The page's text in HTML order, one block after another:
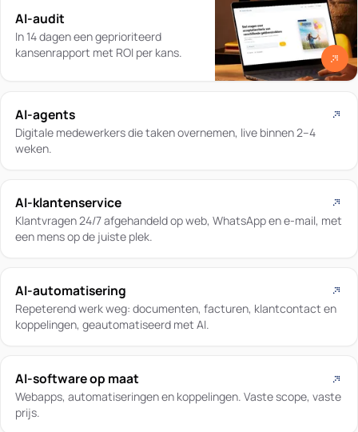
AI-audit
In 14 dagen een geprioriteerd
kansenrapport met ROI per kans.
AI-agents
Digitale medewerkers die taken overnemen, live binnen 2–4
weken.
AI-klantenservice
Klantvragen 24/7 afgehandeld op web, WhatsApp en e-mail, met
een mens op de juiste plek.
AI-automatisering
Repeterend werk weg: documenten, facturen, klantcontact en
koppelingen, geautomatiseerd met AI.
AI-software op maat
Webapps, automatiseringen en koppelingen. Vaste scope, vaste
prijs.